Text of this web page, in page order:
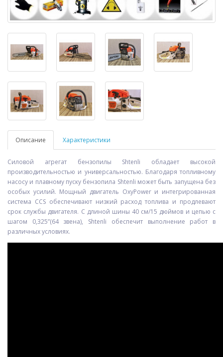
Описание Характеристики
Силовой агрегат бензопилы Shtenli обладает высокой
производительностью и универсальностью. Благодаря топливному
насосу и плавному пуску бензопила Shtenli может быть запущена без
особых усилий. Мощный двигатель OxyPower и интегрированная
система CCS обеспечивают низкий расход топлива и продлевают
срок службы двигателя. С длиной шины 40 см/15 дюймов и цепью с
шагом 0,325”(64 звена), Shtenli обеспечит выполнение работ в
различных условиях.